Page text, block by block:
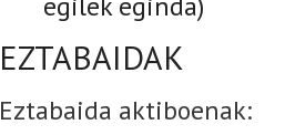
EZTABAIDAK
Eztabaida aktiboenak: